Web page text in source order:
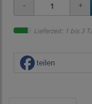
Lieferzeit: 1 bis 3
teilen